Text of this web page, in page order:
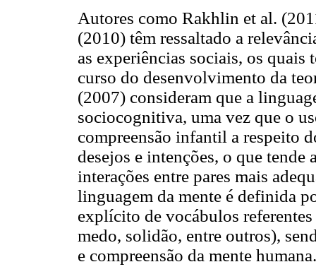
Autores como Rakhlin et al.
(2010) têm ressaltado a
as experiências sociais, os
curso do desenvolvimento da
(2007) consideram que a
sociocognitiva, uma vez que o
compreensão infantil a respeito
desejos e intenções, o que tende
interações entre pares mais
linguagem da mente é definida
explícito de vocábulos referentes
medo, solidão, entre outros),
e compreensão da mente humana.